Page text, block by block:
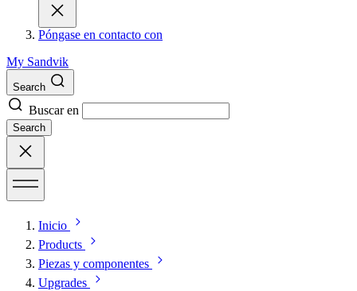
Póngase en contacto con
My Sandvik
Search
Buscar en
Search
Inicio
Products
Piezas y componentes
Upgrades